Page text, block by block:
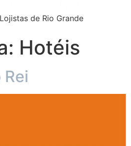
de Rio Grande
Hotéis